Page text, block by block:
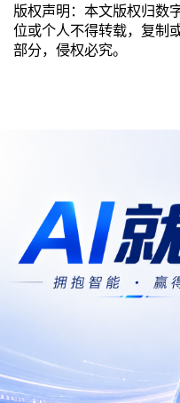
版权声明：本文版权归数
位或个人不得转载，复制
部分，侵权必究。